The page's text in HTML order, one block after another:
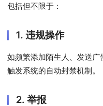
包括但不限于：
1. 违规操作
如频繁添加陌生人、发送
触发系统的自动封禁机制。
2. 举报